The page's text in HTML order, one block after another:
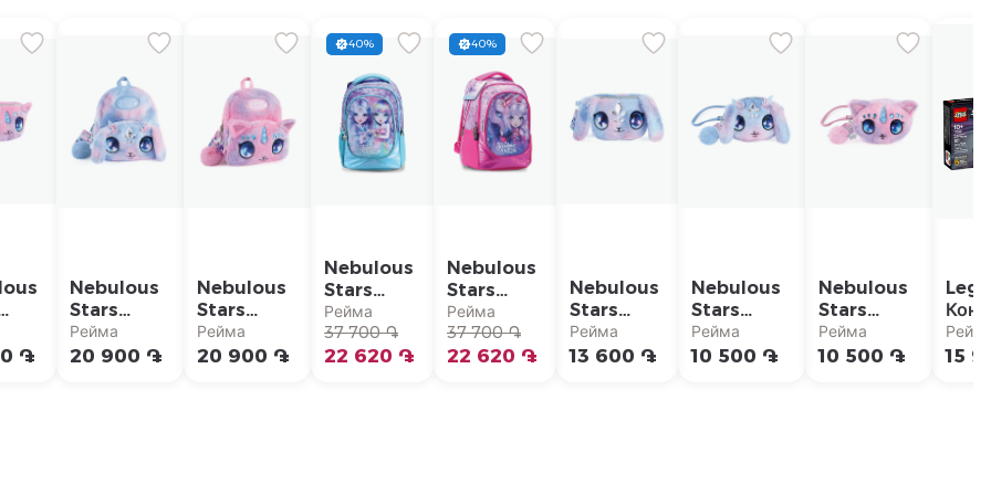
֏
Nebulous
Stars
Плюшевый
рюкзак
Рейма
20 900 ֏
Nebulous
Stars
Плюшевый
рюкзак
Рейма
20 900 ֏
40%
Nebulous
Stars
Школьный
рюкзак
для
Рейма
37 700 ֏
22 620 ֏
40%
Nebulous
Stars
Школьный
рюкзак
для
Рейма
37 700 ֏
22 620 ֏
Nebulous
Stars
Плюшевая
поясная
Рейма
13 600 ֏
Nebulous
Stars
Плюшевый
кошелек
Рейма
10 500 ֏
Nebulous
Stars
Плюшевый
кошелек
Рейма
10 500 ֏
Lego
15